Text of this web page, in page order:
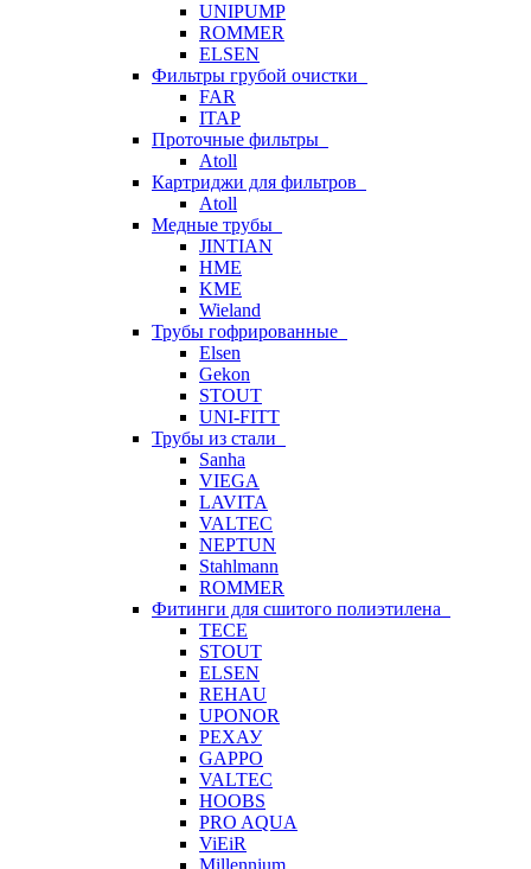
UNIPUMP
ROMMER
ELSEN
Фильтры грубой очистки
FAR
ITAP
Проточные фильтры
Atoll
Картриджи для фильтров
Atoll
Медные трубы
JINTIAN
HME
KME
Wieland
Трубы гофрированные
Elsen
Gekon
STOUT
UNI-FITT
Трубы из стали
Sanha
VIEGA
LAVITA
VALTEC
NEPTUN
Stahlmann
ROMMER
Фитинги для сшитого полиэтилена
TECE
STOUT
ELSEN
REHAU
UPONOR
РЕХАУ
GAPPO
VALTEC
HOOBS
PRO AQUA
ViEiR
Millennium